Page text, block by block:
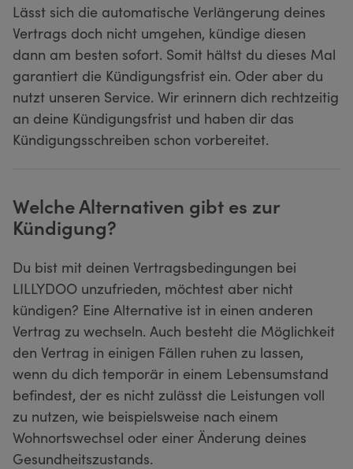
Lässt sich die automatische Verlängerung deines
Vertrags doch nicht umgehen, kündige diesen
dann am besten sofort. Somit hältst du dieses Mal
garantiert die Kündigungsfrist ein. Oder aber du
nutzt unseren Service. Wir erinnern dich rechtzeitig
an deine Kündigungsfrist und haben dir das
Kündigungsschreiben schon vorbereitet.
Welche Alternativen gibt es zur
Kündigung?
Du bist mit deinen Vertragsbedingungen bei
LILLYDOO unzufrieden, möchtest aber nicht
kündigen? Eine Alternative ist in einen anderen
Vertrag zu wechseln. Auch besteht die Möglichkeit
den Vertrag in einigen Fällen ruhen zu lassen,
wenn du dich temporär in einem Lebensumstand
befindest, der es nicht zulässt die Leistungen voll
zu nutzen, wie beispielsweise nach einem
Wohnortswechsel oder einer Änderung deines
Gesundheitszustands.